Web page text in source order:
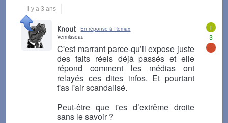
Il y a 3 ans
+
3
-
Knout
En réponse à Remax
Vermisseau
C'est marrant parce-qu’il expose juste
des faits réels déjà passés et elle
répond comment les médias ont
relayés ces dites infos. Et pourtant
t'as l'air scandalisé.
Peut-être que t'es d’extrême droite
sans le savoir ?